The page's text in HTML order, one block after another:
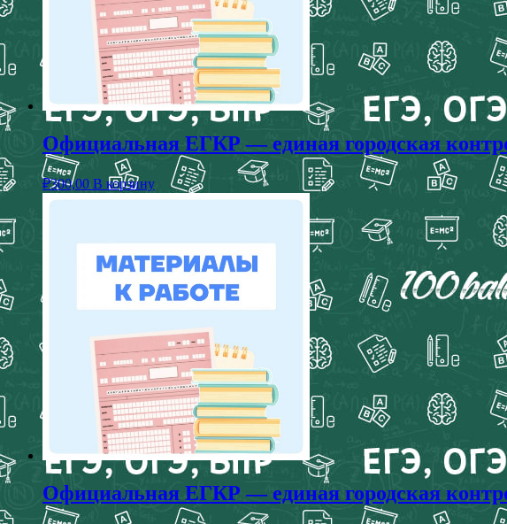
Официальная ЕГКР — единая городская
₽300,00 В корзину
Официальная ЕГКР — единая городская